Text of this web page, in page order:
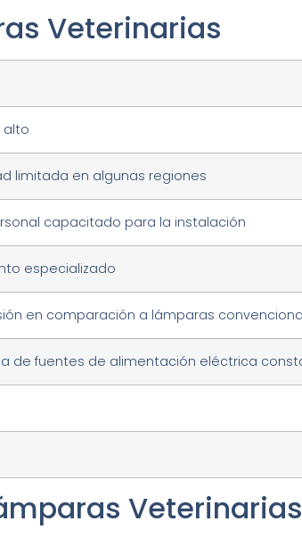
Veterinarias
alto
limitada en algunas regiones
capacitado para la instalación
especializado
en comparación a lámparas
de fuentes de alimentación eléctrica
Veterinarias